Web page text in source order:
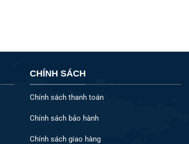
CHÍNH SÁCH
Chính sách thanh toán
Chính sách bảo hành
Chính sách giao hàng